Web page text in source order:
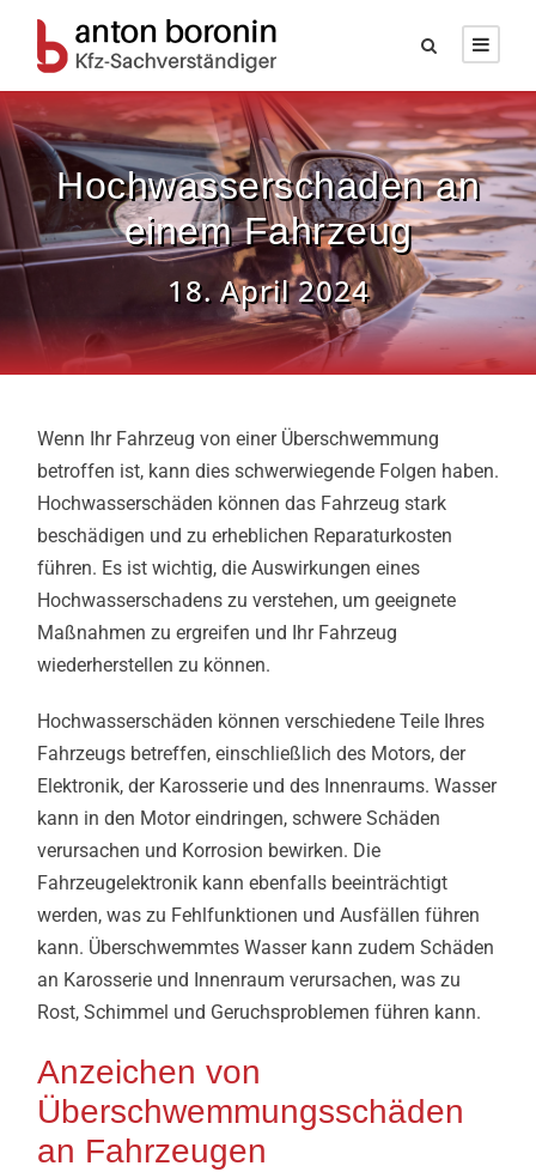
Hochwasserschaden an
einem Fahrzeug
18. April 2024
Wenn Ihr Fahrzeug von einer Überschwemmung
betroffen ist, kann dies schwerwiegende Folgen haben.
Hochwasserschäden können das Fahrzeug stark
beschädigen und zu erheblichen Reparaturkosten
führen. Es ist wichtig, die Auswirkungen eines
Hochwasserschadens zu verstehen, um geeignete
Maßnahmen zu ergreifen und Ihr Fahrzeug
wiederherstellen zu können.
Hochwasserschäden können verschiedene Teile Ihres
Fahrzeugs betreffen, einschließlich des Motors, der
Elektronik, der Karosserie und des Innenraums. Wasser
kann in den Motor eindringen, schwere Schäden
verursachen und Korrosion bewirken. Die
Fahrzeugelektronik kann ebenfalls beeinträchtigt
werden, was zu Fehlfunktionen und Ausfällen führen
kann. Überschwemmtes Wasser kann zudem Schäden
an Karosserie und Innenraum verursachen, was zu
Rost, Schimmel und Geruchsproblemen führen kann.
Anzeichen von
Überschwemmungsschäden
an Fahrzeugen